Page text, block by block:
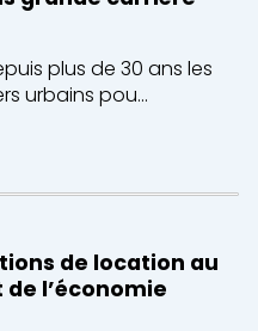
plus de 30 ans les
urbains pou...
de location au
l’économie